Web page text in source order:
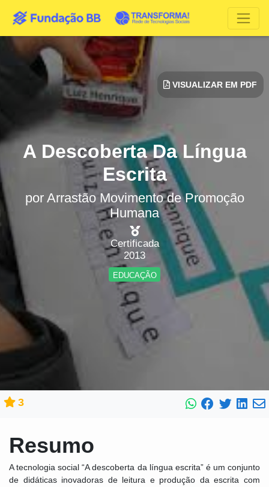
A Descoberta Da Língua
Escrita
por Arrastão Movimento de Promoção
Humana
Certificada
2013
EDUCAÇÃO
VISUALIZAR EM PDF
3
Resumo
A tecnologia social “A descoberta da língua escrita” é um conjunto
de didáticas inovadoras de leitura e produção da escrita com